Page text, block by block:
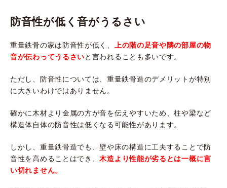
防音性が低く音がうるさい
重量鉄骨の家は防音性が低く、
上の階の足音や隣の部屋の物
音が伝わってうるさいと言われることも多いです。
ただし、防音性については、重量鉄骨造のデメリットが特別
に大きいわけではありません。
確かに木材より金属の方が音を伝えやすいため、柱や梁など
構造体自体の防音性は低くなる可能性があります。
しかし、重量鉄骨造でも、壁や床の構造に工夫することで防
音性を高めることはでき、木造より性能が劣るとは一概に言
い切れません。